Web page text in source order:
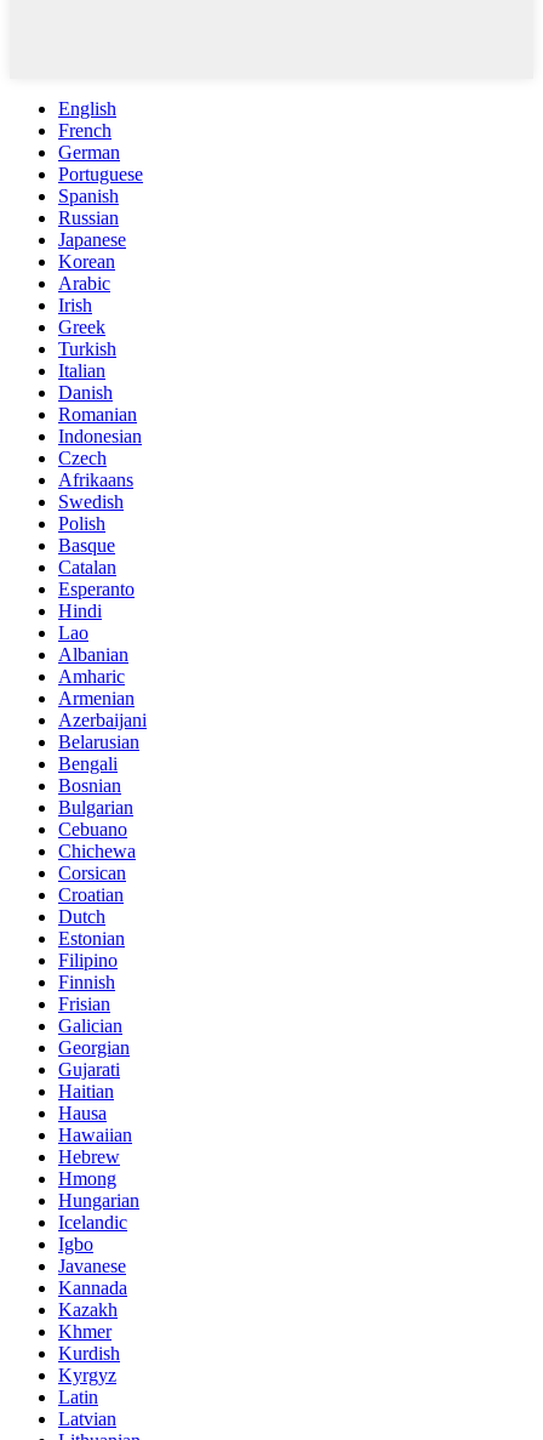
English
French
German
Portuguese
Spanish
Russian
Japanese
Korean
Arabic
Irish
Greek
Turkish
Italian
Danish
Romanian
Indonesian
Czech
Afrikaans
Swedish
Polish
Basque
Catalan
Esperanto
Hindi
Lao
Albanian
Amharic
Armenian
Azerbaijani
Belarusian
Bengali
Bosnian
Bulgarian
Cebuano
Chichewa
Corsican
Croatian
Dutch
Estonian
Filipino
Finnish
Frisian
Galician
Georgian
Gujarati
Haitian
Hausa
Hawaiian
Hebrew
Hmong
Hungarian
Icelandic
Igbo
Javanese
Kannada
Kazakh
Khmer
Kurdish
Kyrgyz
Latin
Latvian